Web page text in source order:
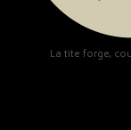
La tite forge,